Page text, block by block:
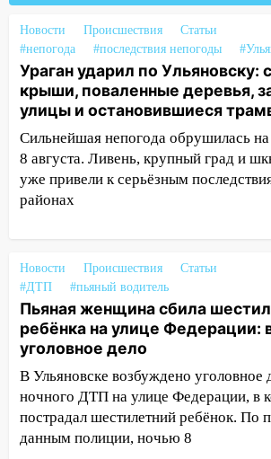
09:28
Дети на дорогах:
велосипедисты,
пешеходы. Обзор крупных
Ульяновской области
08:30 Поджог со свечой, 16
домов и выстрел за водку
07:50 Какая погоды будет
августа
утра 10 августа
05:18
Судьба готовит
на 8 августа — кому
деньгами, а кого ждет
встреча
04:47 В Ульяновской
ракетную опасность:
07.08.2026
Новости Происшествия
Статьи
#непогода
#последствия непогоды
Ураган ударил по Ульяновску:
крыши, поваленные деревья,
улицы и остановившиеся
Сильнейшая непогода обрушилась
8 августа. Ливень, крупный град и
уже привели к серьёзным
районах
Новости Происшествия
Статьи
#ДТП
#пьяный водитель
Пьяная женщина сбила
ребёнка на улице Федерации:
уголовное дело
В Ульяновске возбуждено уголовное
ночного ДТП на улице Федерации, в
пострадал шестилетний ребёнок. По
данным полиции, ночью 8